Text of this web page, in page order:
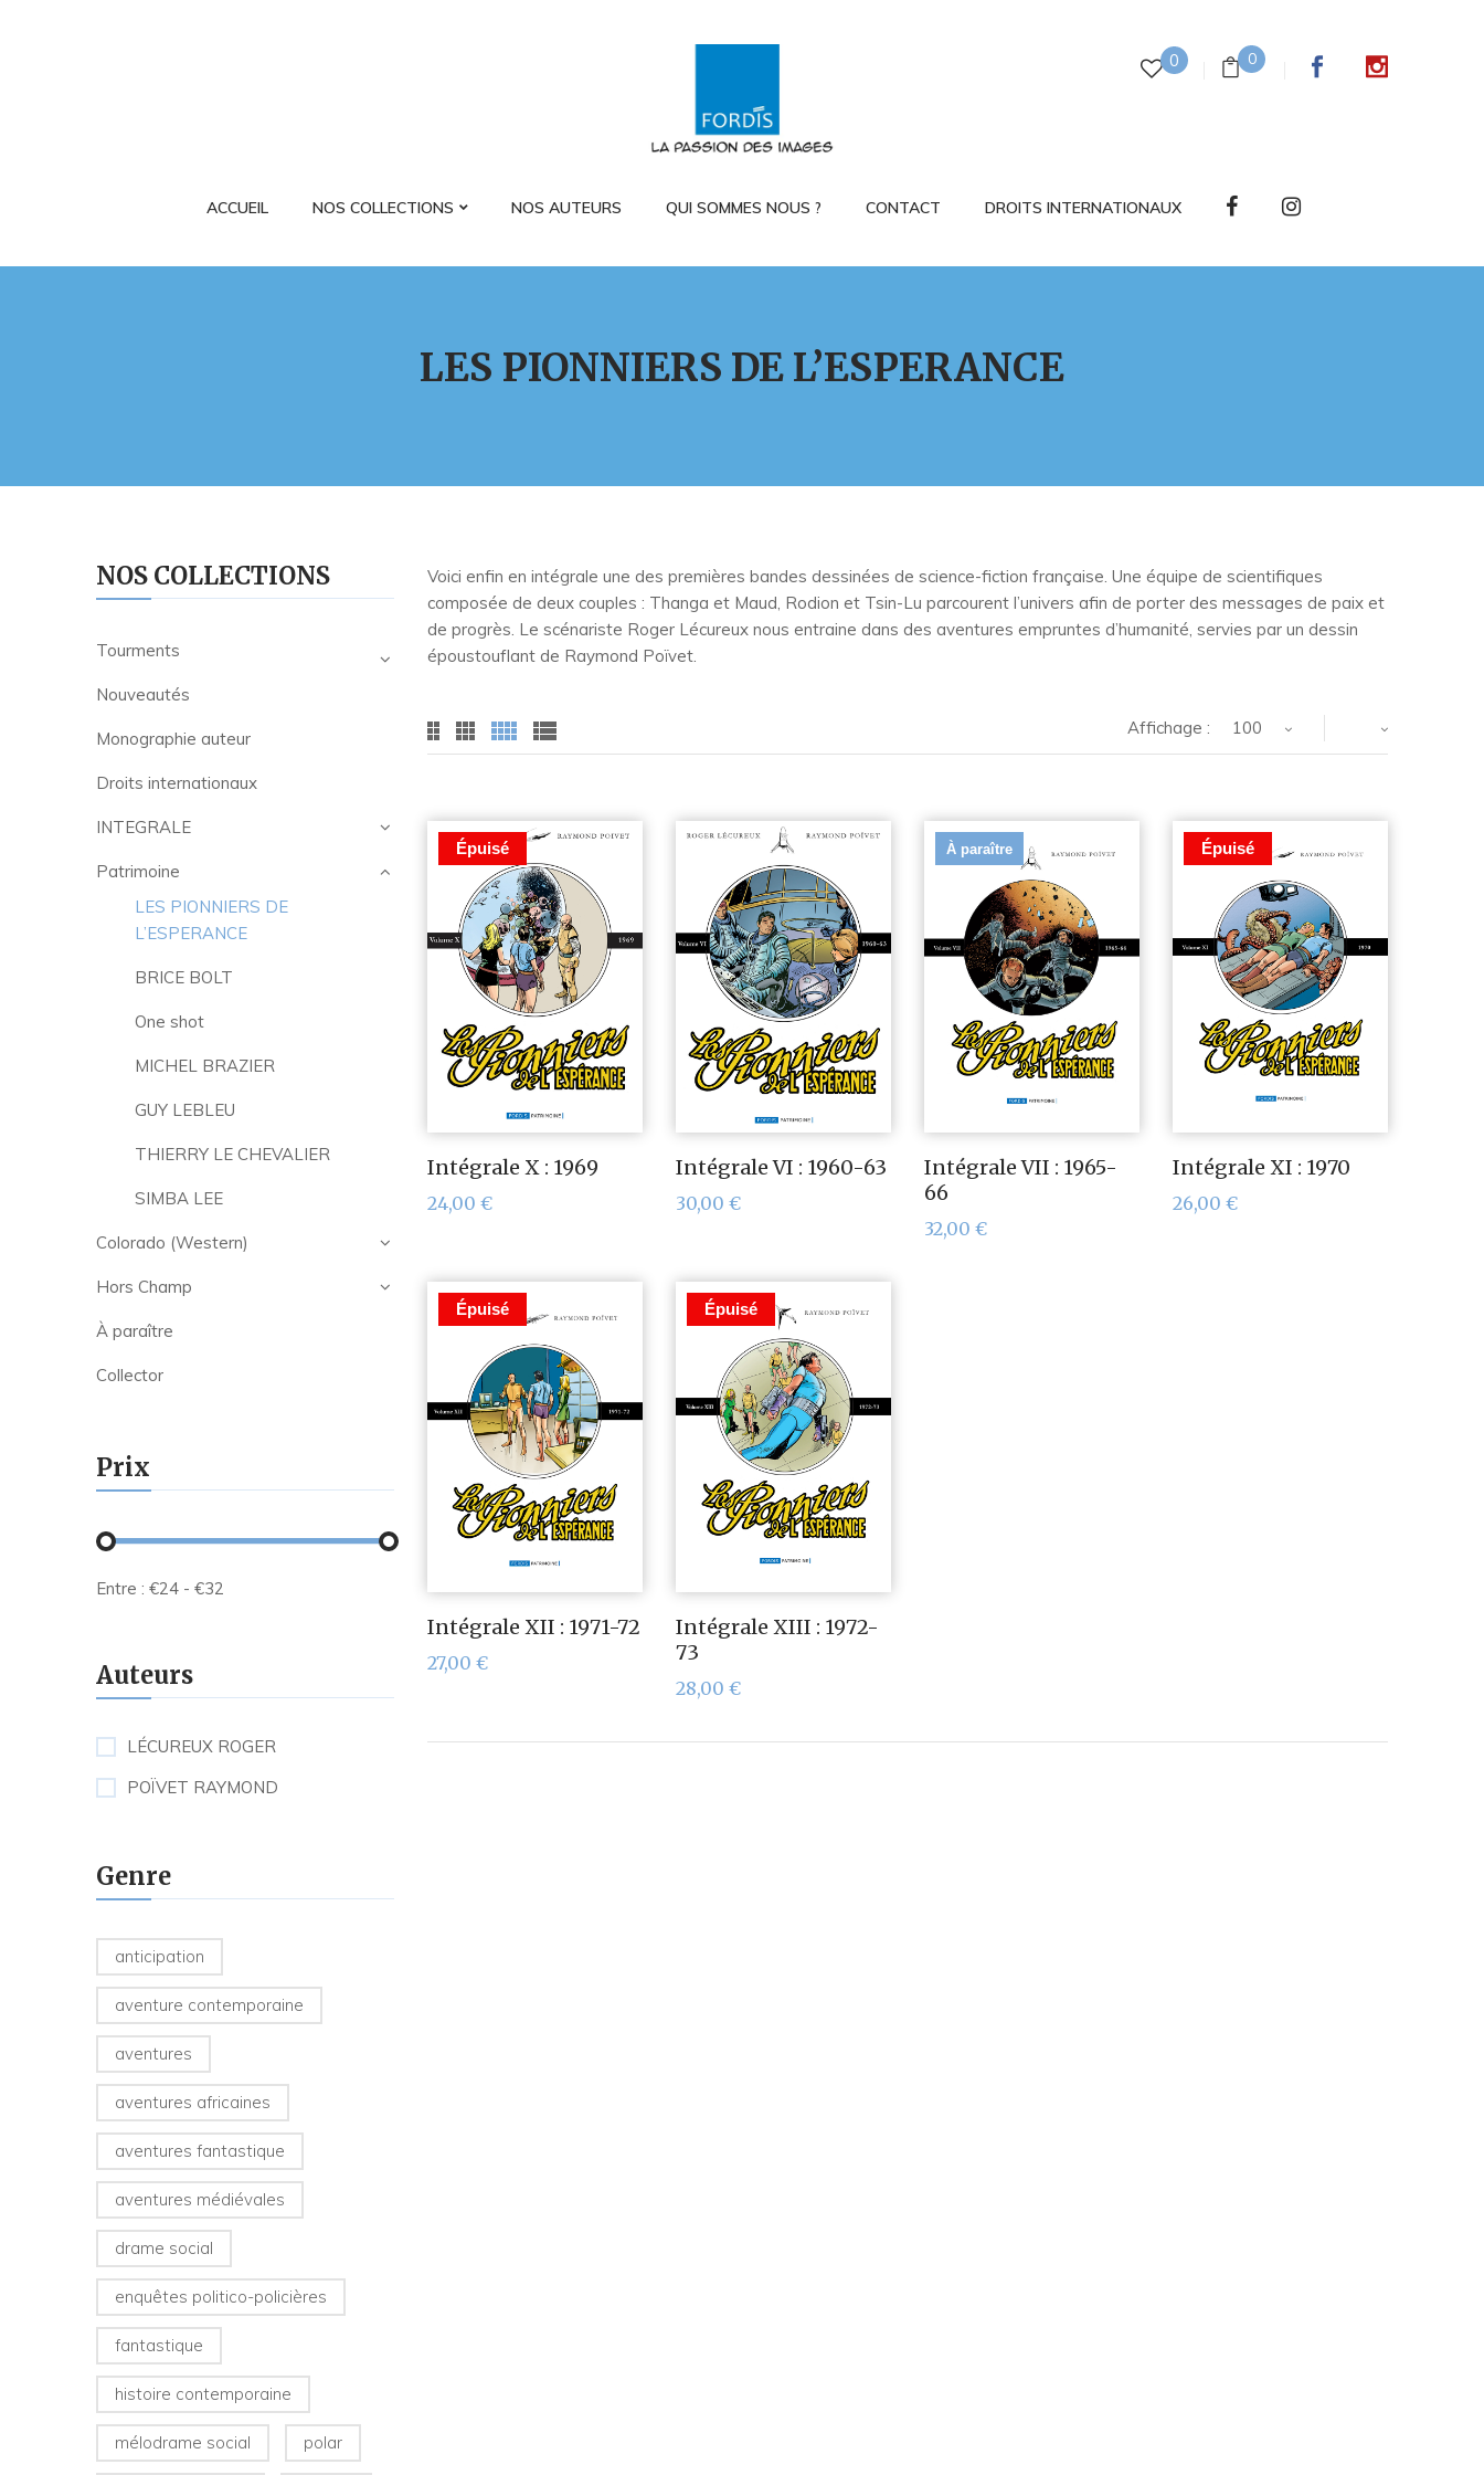
0 0
ACCUEIL NOS COLLECTIONS NOS AUTEURS QUI SOMMES NOUS ? CONTACT DROITS INTERNATIONAUX
LES PIONNIERS DE L’ESPERANCE
NOS COLLECTIONS
Tourments
Nouveautés
Monographie auteur
Droits internationaux
INTEGRALE
Patrimoine
LES PIONNIERS DE
L’ESPERANCE
BRICE BOLT
One shot
MICHEL BRAZIER
GUY LEBLEU
THIERRY LE CHEVALIER
SIMBA LEE
Colorado (Western)
Hors Champ
À paraître
Collector
Prix
Entre : €24 - €32
Auteurs
LÉCUREUX ROGER
POÏVET RAYMOND
Genre
anticipation
aventure contemporaine
aventures
aventures africaines
aventures fantastique
aventures médiévales
drame social
enquêtes politico-policières
fantastique
histoire contemporaine
mélodrame social polar
Voici enfin en intégrale une des premières bandes dessinées de science-fiction française. Une équipe de scientifiques
composée de deux couples : Thanga et Maud, Rodion et Tsin-Lu parcourent l’univers afin de porter des messages de paix et
de progrès. Le scénariste Roger Lécureux nous entraine dans des aventures empruntes d’humanité, servies par un dessin
époustouflant de Raymond Poïvet.
Affichage : 100
Épuisé
Intégrale X : 1969
24,00 €
Intégrale VI : 1960-63
30,00 €
À paraître
Intégrale VII : 1965-
66
32,00 €
Épuisé
Intégrale XI : 1970
26,00 €
Épuisé
Intégrale XII : 1971-72
27,00 €
Épuisé
Intégrale XIII : 1972-
73
28,00 €